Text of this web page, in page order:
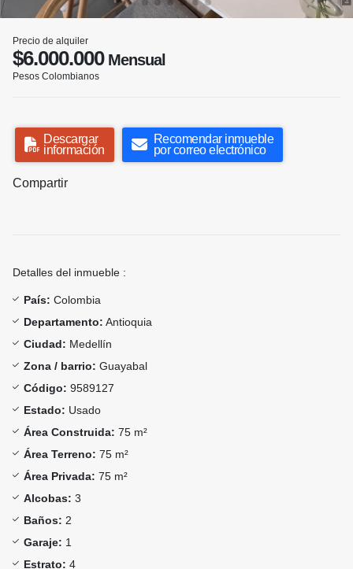
Precio de alquiler
$6.000.000Mensual
Pesos Colombianos
Descargar
información
Recomendar inmueble
por correo electrónico
Compartir
Detalles del inmueble :
País: Colombia
Departamento: Antioquia
Ciudad: Medellín
Zona / barrio: Guayabal
Código: 9589127
Estado: Usado
Área Construida: 75 m²
Área Terreno: 75 m²
Área Privada: 75 m²
Alcobas: 3
Baños: 2
Garaje: 1
Estrato: 4